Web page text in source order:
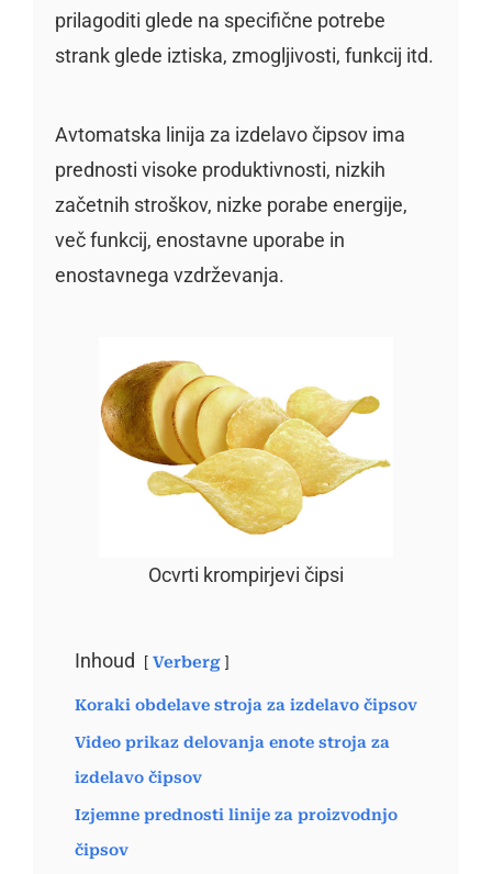
prilagoditi glede na specifične potrebe
strank glede iztiska, zmogljivosti, funkcij itd.
Avtomatska linija za izdelavo čipsov ima
prednosti visoke produktivnosti, nizkih
začetnih stroškov, nizke porabe energije,
več funkcij, enostavne uporabe in
enostavnega vzdrževanja.
Ocvrti krompirjevi čipsi
Inhoud Verberg
Koraki obdelave stroja za izdelavo čipsov
Video prikaz delovanja enote stroja za
izdelavo čipsov
Izjemne prednosti linije za proizvodnjo
čipsov